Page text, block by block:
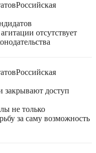
Российская
отсутствует
Российская
закрывают доступ
не только
за саму возможность